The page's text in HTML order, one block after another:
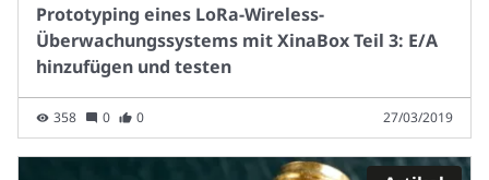
Prototyping eines LoRa-Wireless-
Überwachungssystems mit XinaBox Teil 3: E/A
hinzufügen und testen
358 0 0 27/03/2019